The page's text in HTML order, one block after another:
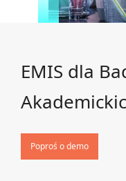
EMIS dla
Poproś o demo